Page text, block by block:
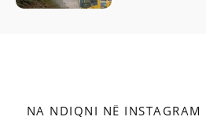
NA NDIQNI NË INSTAGRAM